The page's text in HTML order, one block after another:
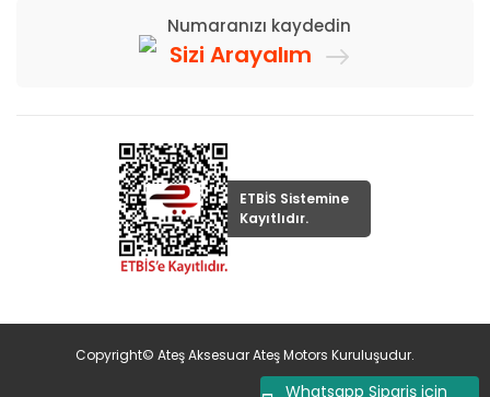
Whatsapp Sipariş için
Numaranızı kaydedin
Sizi Arayalım
ETBİS Sistemine
Kayıtlıdır.
Copyright© Ateş Aksesuar Ateş Motors Kuruluşudur.